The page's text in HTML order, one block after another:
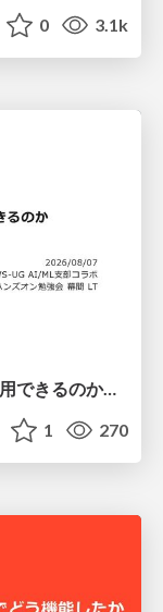
0 3.1k
ガバメント AI 源内を地方自治体は活用できるのか 可能性と課題、期待について
1 270